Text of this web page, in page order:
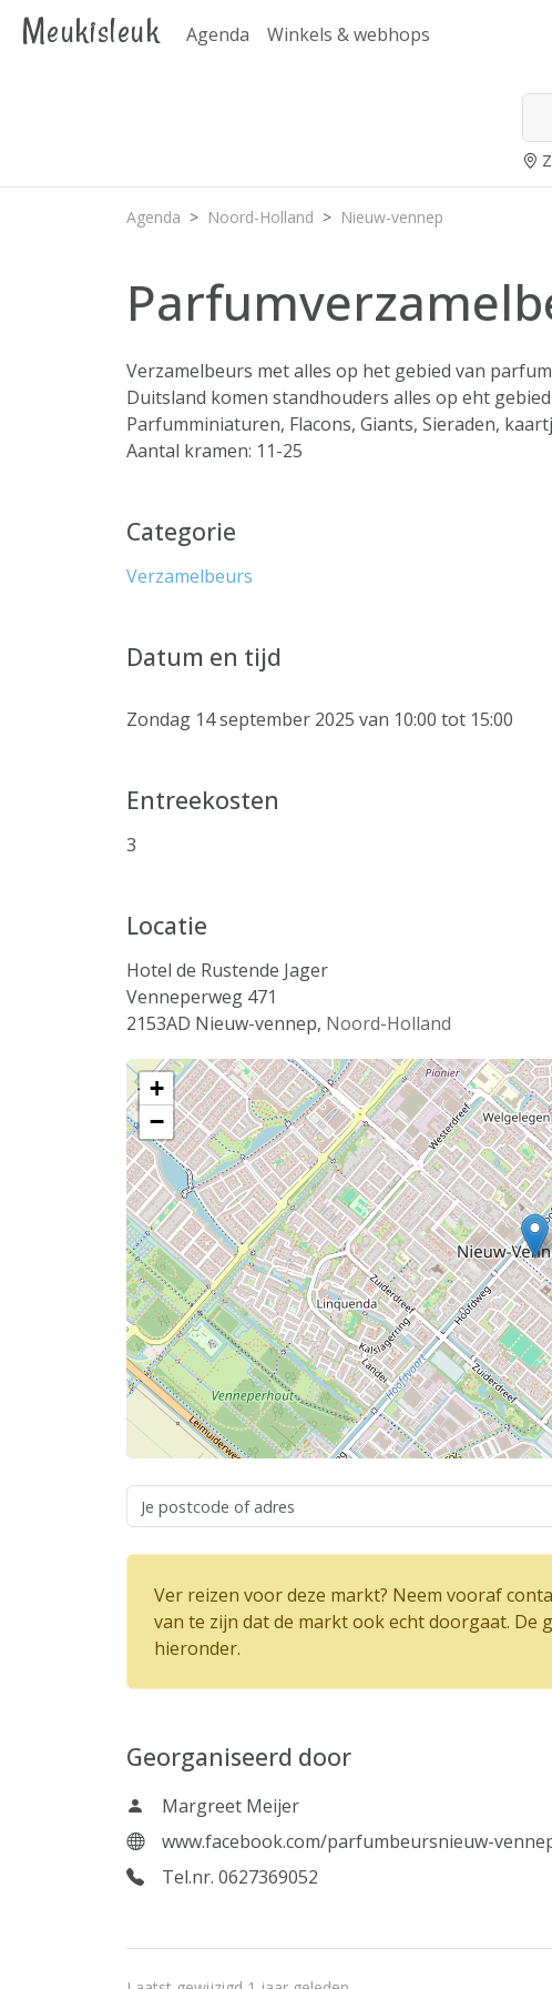
Meukisleuk Agenda Winkels & webhops
Agenda Noord-Holland Nieuw-vennep
Verzamelbeurs met alles op het gebied van
Duitsland komen standhouders alles op eht
Parfumminiaturen, Flacons, Giants, Sieraden,
Aantal kramen: 11-25
Categorie
Verzamelbeurs
Datum en tijd
Zondag 14 september 2025 van 10:00 tot 15:00
Entreekosten
3
Locatie
Hotel de Rustende Jager
Venneperweg 471
2153AD Nieuw-vennep, Noord-Holland
+
−
Ver reizen voor deze markt? Neem vooraf
van te zijn dat de markt ook echt doorgaat. De
hieronder.
Georganiseerd door
Margreet Meijer
www.facebook.com/parfumbeursnieuw-
Tel.nr. 0627369052